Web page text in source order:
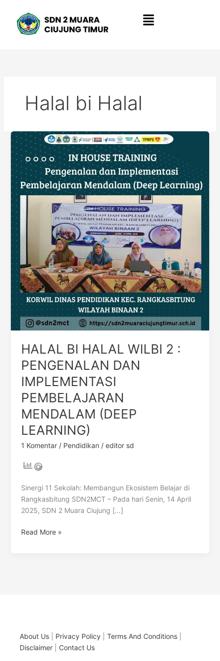
konten
Menu
Halal bi Halal
HALAL BI HALAL WILBI 2 :
PENGENALAN DAN
IMPLEMENTASI
PEMBELAJARAN
MENDALAM (DEEP
LEARNING)
1 Komentar / Pendidikan / editor sd
Sinergi 11 Sekolah: Membangun Ekosistem Belajar di
Rangkasbitung SDN2MCT – Pada hari Senin, 14 April
2025, SDN 2 Muara Ciujung […]
HALAL
BI
HALAL
WILBI
2
:
PENGENALAN
DAN
IMPLEMENTASI
PEMBELAJARAN
MENDALAM
(DEEP
LEARNING)
Read More »
About Us Privacy Policy Terms And Conditions
Disclaimer
Contact Us